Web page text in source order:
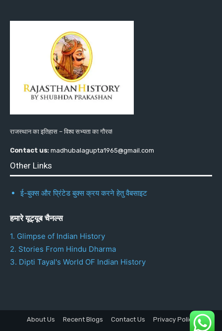
राजस्थान का इतिहास – विश्व सभ्यता का गौरव!
Contact us: madhubalagupta1965@gmail.com
Other Links
ई-बुक्स और प्रिंटेड बुक्स क्रय करने हेतु वैबसाइट
हमारे यूट्यूब चैनल्स
1. Glimpse of Indian History
2. Stories From Hindu Dharma
3. Dipti Tayal's World OF Indian History
About Us Recent Blogs Contact Us Privacy Policy